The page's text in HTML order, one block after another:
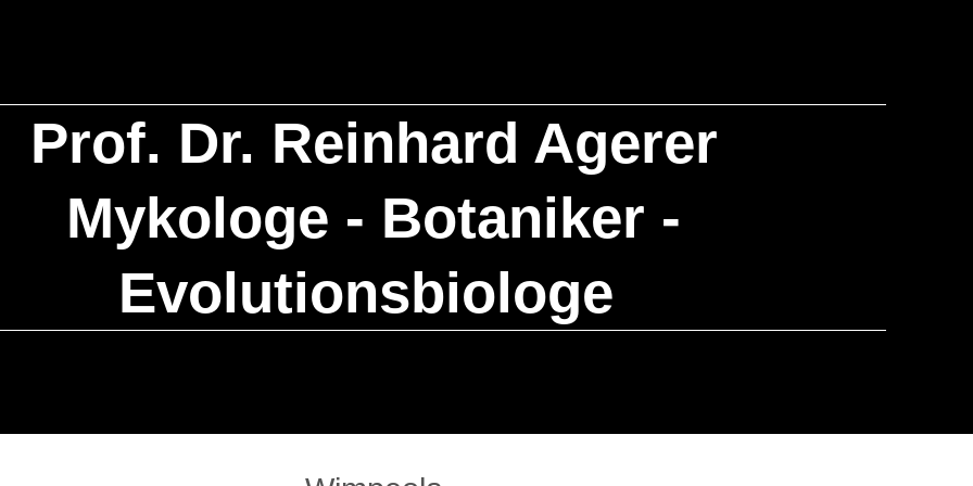
Prof. Dr. Reinhard Agerer
Mykologe - Botaniker -
Evolutionsbiologe